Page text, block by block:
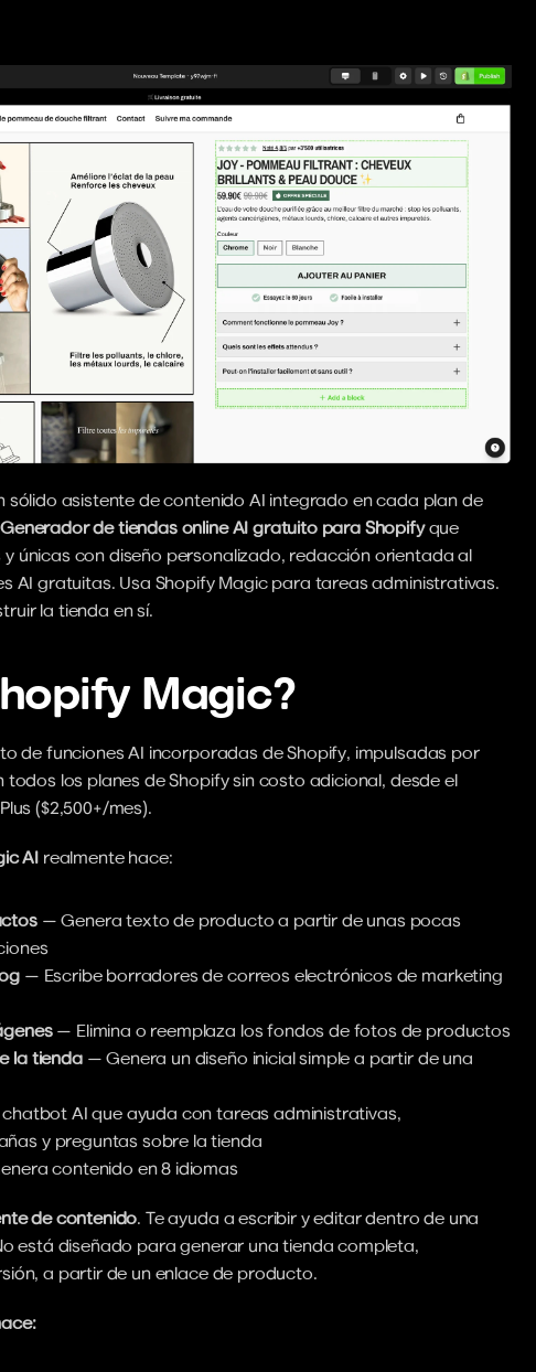
sólido asistente de contenido AI integrado en cada plan de
Generador de tiendas online AI gratuito para Shopify que
únicas con diseño personalizado, redacción orientada al
AI gratuitas. Usa Shopify Magic para tareas administrativas.
la tienda en sí.
Magic?
de funciones AI incorporadas de Shopify, impulsadas por
todos los planes de Shopify sin costo adicional, desde el
($2,500+/mes).
AI realmente hace:
— Genera texto de producto a partir de unas pocas
— Escribe borradores de correos electrónicos de marketing
— Elimina o reemplaza los fondos de fotos de productos
la tienda — Genera un diseño inicial simple a partir de una
AI que ayuda con tareas administrativas,
y preguntas sobre la tienda
contenido en 8 idiomas
de contenido. Te ayuda a escribir y editar dentro de una
está diseñado para generar una tienda completa,
a partir de un enlace de producto.